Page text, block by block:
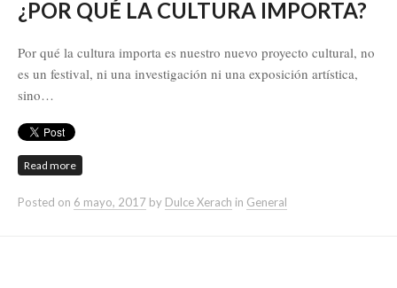
¿POR QUÉ LA CULTURA IMPORTA?
Por qué la cultura importa es nuestro nuevo proyecto cultural, no
es un festival, ni una investigación ni una exposición artística,
sino…
Read more
Posted on 6 mayo, 2017 by Dulce Xerach in General